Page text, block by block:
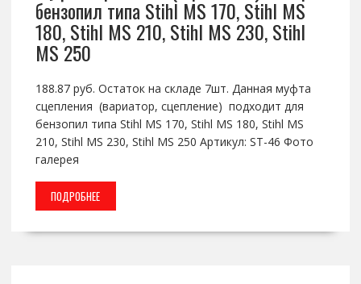
бензопил типа Stihl MS 170, Stihl MS
180, Stihl MS 210, Stihl MS 230, Stihl
MS 250
188.87 руб. Остаток на складе 7шт. Данная муфта
сцепления (вариатор, сцепление) подходит для
бензопил типа Stihl MS 170, Stihl MS 180, Stihl MS
210, Stihl MS 230, Stihl MS 250 Артикул: ST-46 Фото
галерея
ПОДРОБНЕЕ